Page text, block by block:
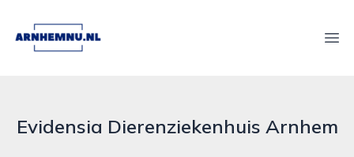
arnhemnu.nl
Evidensia Dierenziekenhuis Arnhem